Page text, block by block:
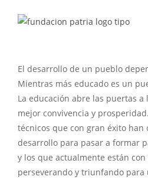
El desarrollo de un pueblo
Mientras más educado es un
La educación abre las puertas a
mejor convivencia y
técnicos que con gran éxito han
desarrollo para pasar a formar
y los que actualmente están
perseverando y triunfando